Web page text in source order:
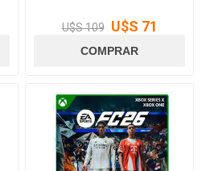
U$S 109 U$S 71